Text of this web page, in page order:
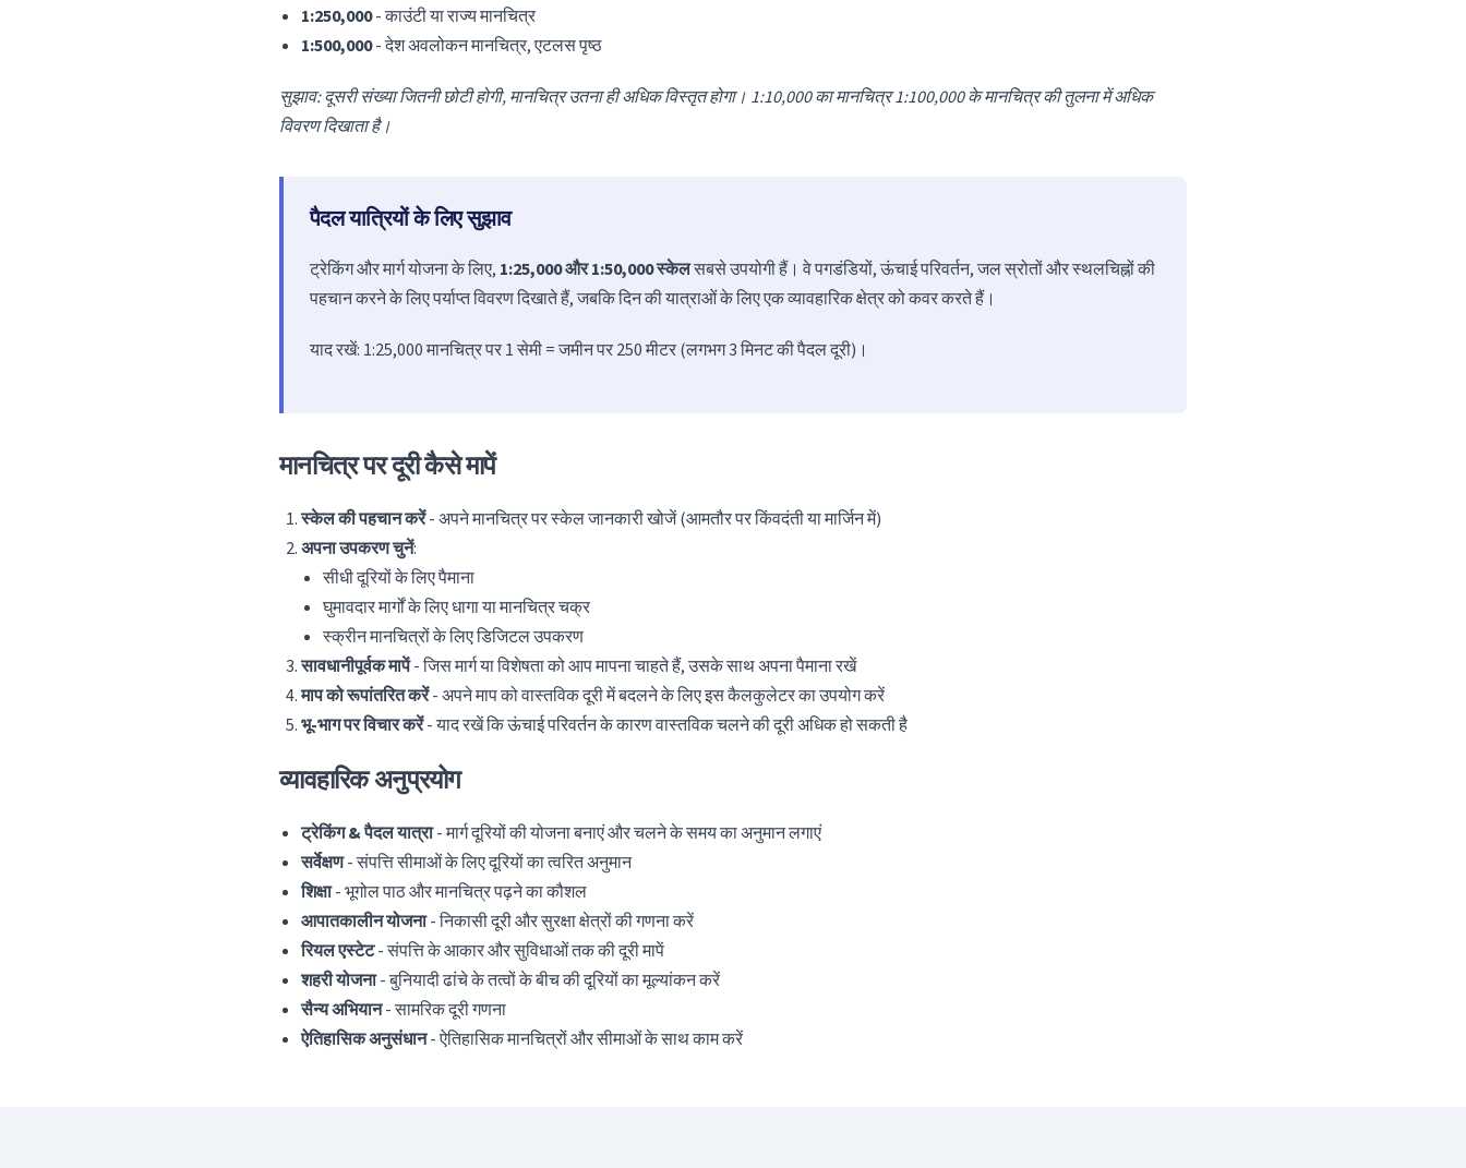
1:250,000- काउंटी या राज्य मानचित्र
1:500,000- देश अवलोकन मानचित्र, एटलस पृष्ठ
सुझाव: दूसरी संख्या जितनी छोटी होगी, मानचित्र उतना ही अधिक विस्तृत होगा। 1:10,000 का मानचित्र 1:100,000 के मानचित्र की तुलना में अधिक
विवरण दिखाता है।
पैदल यात्रियों के लिए सुझाव
ट्रेकिंग और मार्ग योजना के लिए, 1:25,000 और 1:50,000 स्केलसबसे उपयोगी हैं। वे पगडंडियों, ऊंचाई परिवर्तन, जल स्रोतों और स्थलचिह्नों की
पहचान करने के लिए पर्याप्त विवरण दिखाते हैं, जबकि दिन की यात्राओं के लिए एक व्यावहारिक क्षेत्र को कवर करते हैं।
याद रखें: 1:25,000 मानचित्र पर 1 सेमी = जमीन पर 250 मीटर (लगभग 3 मिनट की पैदल दूरी)।
मानचित्र पर दूरी कैसे मापें
स्केल की पहचान करें- अपने मानचित्र पर स्केल जानकारी खोजें (आमतौर पर किंवदंती या मार्जिन में)
अपना उपकरण चुनें:
सीधी दूरियों के लिए पैमाना
घुमावदार मार्गों के लिए धागा या मानचित्र चक्र
स्क्रीन मानचित्रों के लिए डिजिटल उपकरण
सावधानीपूर्वक मापें- जिस मार्ग या विशेषता को आप मापना चाहते हैं, उसके साथ अपना पैमाना रखें
माप को रूपांतरित करें- अपने माप को वास्तविक दूरी में बदलने के लिए इस कैलकुलेटर का उपयोग करें
भू-भाग पर विचार करें- याद रखें कि ऊंचाई परिवर्तन के कारण वास्तविक चलने की दूरी अधिक हो सकती है
व्यावहारिक अनुप्रयोग
ट्रेकिंग & पैदल यात्रा- मार्ग दूरियों की योजना बनाएं और चलने के समय का अनुमान लगाएं
सर्वेक्षण- संपत्ति सीमाओं के लिए दूरियों का त्वरित अनुमान
शिक्षा- भूगोल पाठ और मानचित्र पढ़ने का कौशल
आपातकालीन योजना- निकासी दूरी और सुरक्षा क्षेत्रों की गणना करें
रियल एस्टेट- संपत्ति के आकार और सुविधाओं तक की दूरी मापें
शहरी योजना- बुनियादी ढांचे के तत्वों के बीच की दूरियों का मूल्यांकन करें
सैन्य अभियान- सामरिक दूरी गणना
ऐतिहासिक अनुसंधान- ऐतिहासिक मानचित्रों और सीमाओं के साथ काम करें